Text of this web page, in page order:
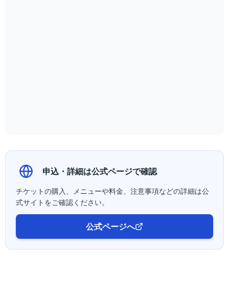
申込・詳細は公式ページで確認
チケットの購入、メニューや料金、注意事項などの詳細は公
式サイトをご確認ください。
公式ページへ